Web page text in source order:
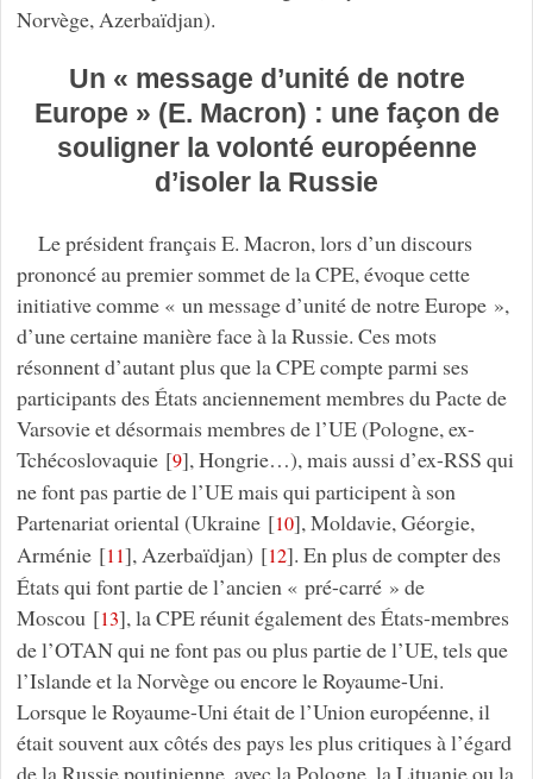
Norvège, Azerbaïdjan).
Un « message d’unité de notre
Europe » (E. Macron) : une façon de
souligner la volonté européenne
d’isoler la Russie
Le président français E. Macron, lors d’un discours
prononcé au premier sommet de la CPE, évoque cette
initiative comme « un message d’unité de notre Europe »,
d’une certaine manière face à la Russie. Ces mots
résonnent d’autant plus que la CPE compte parmi ses
participants des États anciennement membres du Pacte de
Varsovie et désormais membres de l’UE (Pologne, ex-
Tchécoslovaquie[9], Hongrie…), mais aussi d’ex-RSS qui
ne font pas partie de l’UE mais qui participent à son
Partenariat oriental (Ukraine[10], Moldavie, Géorgie,
Arménie[11], Azerbaïdjan) [12]. En plus de compter des
États qui font partie de l’ancien « pré-carré » de
Moscou[13], la CPE réunit également des États-membres
de l’OTAN qui ne font pas ou plus partie de l’UE, tels que
l’Islande et la Norvège ou encore le Royaume-Uni.
Lorsque le Royaume-Uni était de l’Union européenne, il
était souvent aux côtés des pays les plus critiques à l’égard
de la Russie poutinienne, avec la Pologne, la Lituanie ou la